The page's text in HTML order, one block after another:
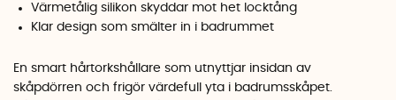
Värmetålig silikon skyddar mot het locktång
Klar design som smälter in i badrummet
En smart hårtorkshållare som utnyttjar insidan av
skåpdörren och frigör värdefull yta i badrumsskåpet.